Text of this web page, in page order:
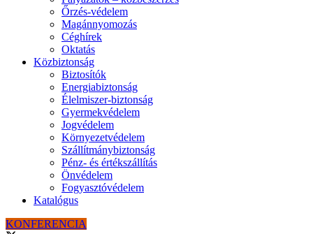
Őrzés-védelem
Magánnyomozás
Céghírek
Oktatás
Közbiztonság
Biztosítók
Energiabiztonság
Élelmiszer-biztonság
Gyermekvédelem
Jogvédelem
Környezetvédelem
Szállítmánybiztonság
Pénz- és értékszállítás
Önvédelem
Fogyasztóvédelem
Katalógus
KONFERENCIA